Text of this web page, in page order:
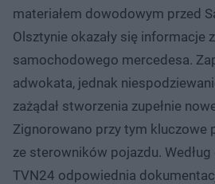
materiałem dowodowym przed
Olsztynie okazały się informacje
samochodowego mercedesa.
adwokata, jednak
zażądał stworzenia zupełnie
Zignorowano przy tym kluczowe
ze sterowników pojazdu.
TVN24 odpowiednia